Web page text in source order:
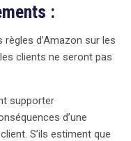
:
d’Amazon sur les
clients ne seront pas
supporter
d’une
S’ils estiment que